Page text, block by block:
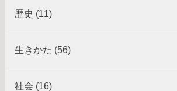
歴史 (11)
生きかた (56)
社会 (16)